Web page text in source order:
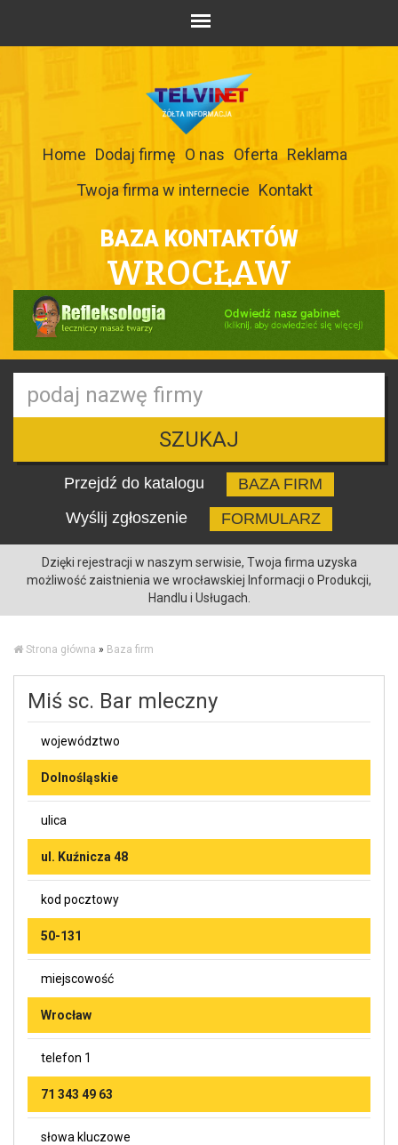
Home Dodaj firmę O nas Oferta Reklama
Twoja firma w internecie Kontakt
BAZA KONTAKTÓW
WROCŁAW
SZUKAJ
Przejdź do katalogu
BAZA FIRM
Wyślij zgłoszenie
FORMULARZ
Dzięki rejestracji w naszym serwisie, Twoja firma uzyska
możliwość zaistnienia we wrocławskiej Informacji o Produkcji,
Handlu i Usługach.
Strona główna » Baza firm
Miś sc. Bar mleczny
województwo
Dolnośląskie
ulica
ul. Kuźnicza 48
kod pocztowy
50-131
miejscowość
Wrocław
telefon 1
71 343 49 63
słowa kluczowe